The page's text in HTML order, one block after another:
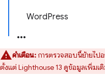
WordPress
คำเตือน: การตรวจสอบนี้ย้ายไป
ตั้งแต่ Lighthouse 13 ดูข้อมูลเพิ่มเ